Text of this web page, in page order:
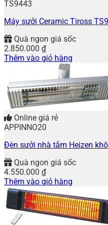
TS9443
Máy sưởi Ceramic Tiross
Quà ngon giá sốc
2.850.000 ₫
Thêm vào giỏ hàng
Online giá rẻ
APPINNO20
Đèn sưởi nhà tắm Heizen
Quà ngon giá sốc
4.550.000 ₫
Thêm vào giỏ hàng